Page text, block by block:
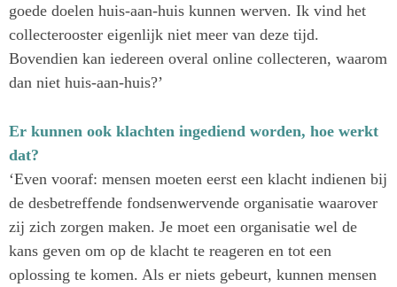
08. binnen drie klikken de donateur een vast
donateurschap laat opzeggen;
09. de privacy van donateurs waarborgt;
10. donateurs laat doneren via betaalmethoden met
consumentenbescherming;
11. donateurs de mogelijkheid biedt contant geld te
doneren;
12. het gelijkspeelveldprincipe zal hanteren.
goede doelen huis-aan-huis kunnen werven. Ik vind het
collecterooster eigenlijk niet meer van deze tijd.
Bovendien kan iedereen overal online collecteren, waarom
dan niet huis-aan-huis?’
Er kunnen ook klachten ingediend worden, hoe werkt
dat?
‘Even vooraf: mensen moeten eerst een klacht indienen bij
de desbetreffende fondsenwervende organisatie waarover
zij zich zorgen maken. Je moet een organisatie wel de
kans geven om op de klacht te reageren en tot een
oplossing te komen. Als er niets gebeurt, kunnen mensen